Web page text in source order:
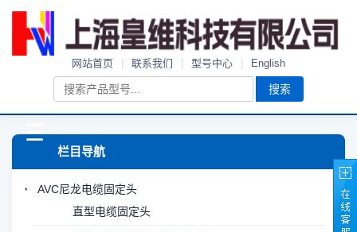
网站首页 联系我们 型号中心 English
搜索
☰
栏目导航
AVC尼龙电缆固定头
直型电缆固定头